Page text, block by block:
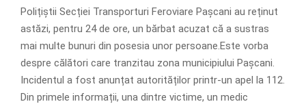
Polițiștii Secției Transporturi Feroviare Pașcani au reținut
astăzi, pentru 24 de ore, un bărbat acuzat că a sustras
mai multe bunuri din posesia unor persoane.Este vorba
despre călători care tranzitau zona municipiului Pașcani.
Incidentul a fost anunțat autorităților printr-un apel la 112.
Din primele informații, una dintre victime, un medic